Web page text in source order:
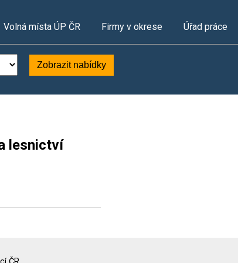
Volná místa ÚP ČR Firmy v okrese Úřad práce
Zobrazit nabídky
lesnictví